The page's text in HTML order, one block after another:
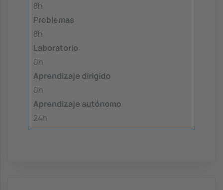
8h
Problemas
8h
Laboratorio
0h
Aprendizaje dirigido
0h
Aprendizaje autónomo
24h